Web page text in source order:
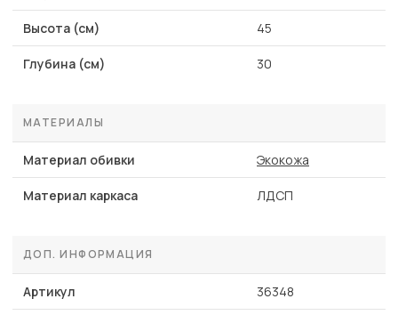
Высота (см) 45
Глубина (см) 30
МАТЕРИАЛЫ
Материал обивки Экокожа
Материал каркаса ЛДСП
ДОП. ИНФОРМАЦИЯ
Артикул 36348